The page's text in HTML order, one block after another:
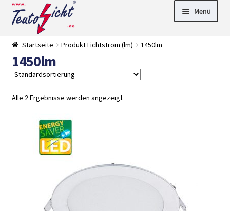
Zur
Navigation
springen
Springe
zum
Menü
Startseite Produkt Lichtstrom (lm) 1450lm
1450lm
Alle 2 Ergebnisse werden angezeigt